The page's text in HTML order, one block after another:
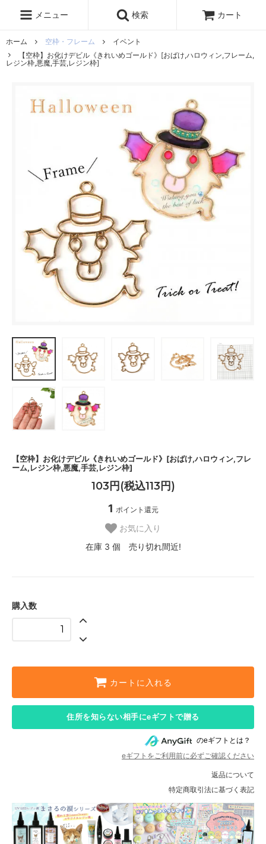
メニュー 検索 カート
ホーム 空枠・フレーム
イベント
【空枠】お化けデビル《きれいめゴールド》[おばけ,ハロウィン,フレーム,
レジン枠,悪魔,手芸,レジン枠]
【空枠】お化けデビル《きれいめゴールド》[おばけ,ハロウィン,フレ
ーム,レジン枠,悪魔,手芸,レジン枠]
103円(税込113円)
1 ポイント還元
お気に入り
在庫 3 個 売り切れ間近!
購入数
カートに入れる
住所を知らない相手にeギフトで贈る
のeギフトとは？
eギフトをご利用前に必ずご確認ください
返品について
特定商取引法に基づく表記